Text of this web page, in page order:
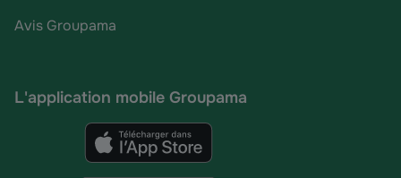
Avis Groupama
L'application mobile Groupama